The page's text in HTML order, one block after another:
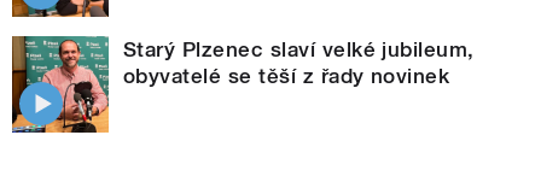
Starý Plzenec slaví velké jubileum,
obyvatelé se těší z řady novinek